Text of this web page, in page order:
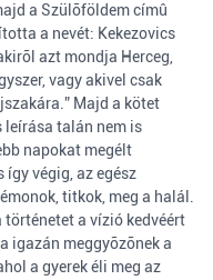
a Szülõföldem címû
a nevét: Kekezovics
azt mondja Herceg,
vagy akivel csak
Majd a kötet
leírása talán nem is
napokat megélt
így végig, az egész
titkok, meg a halál.
történetet a vízió kedvéért
igazán meggyõzõnek a
a gyerek éli meg az